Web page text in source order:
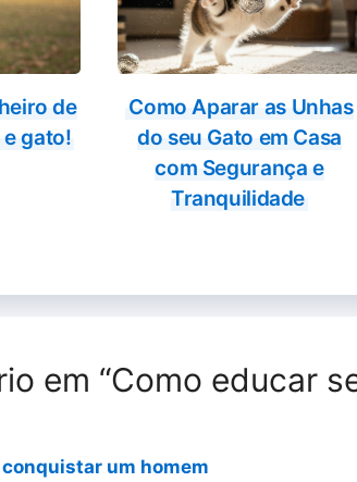
de
gato!
Como Aparar as Unhas
do seu Gato em Casa
com Segurança e
Tranquilidade
em “Como educar
um homem